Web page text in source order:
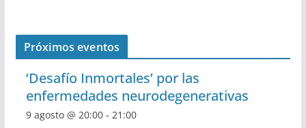
Próximos eventos
‘Desafío Inmortales’ por las
enfermedades neurodegenerativas
9 agosto @ 20:00- 21:00